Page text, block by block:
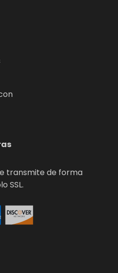
transmite de forma
SSL.